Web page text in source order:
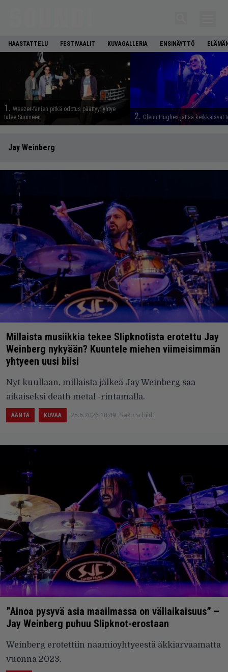
HAASTATTELU FESTIVAALIT KUVAGALLERIA ENSINÄYTTÖ
1. Weezer-fanien pitkä odotus päättyy: yhtye
tulee Suomeen
2. Glenn Hughes jättää keikkalavat
Jay Weinberg
Millaista musiikkia tekee Slipknotista erotettu Jay
Weinberg nykyään? Kuuntele miehen viimeisimmän
yhtyeen uusi biisi
Nyt kuullaan, millaista jälkeä Jay Weinberg saa
aikaiseksi death metal -rintamalla.
ÄÄNTÄ KUVAA 25.6.2026 10:49 Saku Schildt
”Ainoa pysyvä asia maailmassa on väliaikaisuus” –
Jay Weinberg puhuu Slipknot-erostaan
Weinberg erotettiin naamioyhtyeestä äkkiarvaamatta
vuonna 2023.